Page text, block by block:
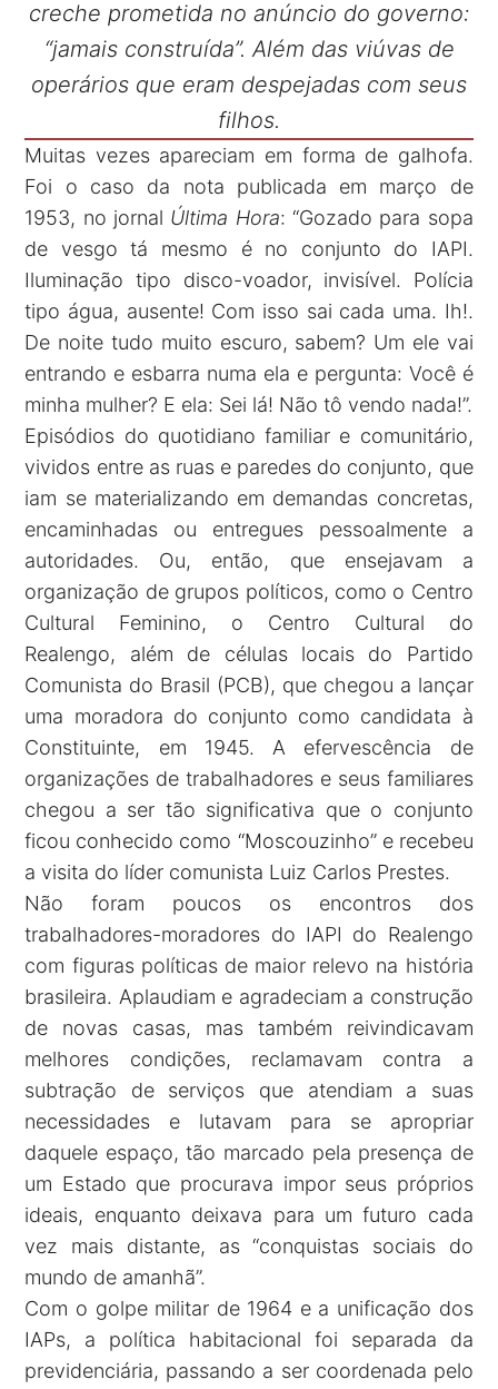
creche prometida no anúncio do governo:
“jamais construída”. Além das viúvas de
operários que eram despejadas com seus
filhos.
Muitas vezes apareciam em forma de galhofa.
Foi o caso da nota publicada em março de
1953, no jornal Última Hora: “Gozado para sopa
de vesgo tá mesmo é no conjunto do IAPI.
Iluminação tipo disco-voador, invisível. Polícia
tipo água, ausente! Com isso sai cada uma. Ih!.
De noite tudo muito escuro, sabem? Um ele vai
entrando e esbarra numa ela e pergunta: Você é
minha mulher? E ela: Sei lá! Não tô vendo nada!”.
Episódios do quotidiano familiar e comunitário,
vividos entre as ruas e paredes do conjunto, que
iam se materializando em demandas concretas,
encaminhadas ou entregues pessoalmente a
autoridades. Ou, então, que ensejavam a
organização de grupos políticos, como o Centro
Cultural Feminino, o Centro Cultural do
Realengo, além de células locais do Partido
Comunista do Brasil (PCB), que chegou a lançar
uma moradora do conjunto como candidata à
Constituinte, em 1945. A efervescência de
organizações de trabalhadores e seus familiares
chegou a ser tão significativa que o conjunto
ficou conhecido como “Moscouzinho” e recebeu
a visita do líder comunista Luiz Carlos Prestes.
Não foram poucos os encontros dos
trabalhadores-moradores do IAPI do Realengo
com figuras políticas de maior relevo na história
brasileira. Aplaudiam e agradeciam a construção
de novas casas, mas também reivindicavam
melhores condições, reclamavam contra a
subtração de serviços que atendiam a suas
necessidades e lutavam para se apropriar
daquele espaço, tão marcado pela presença de
um Estado que procurava impor seus próprios
ideais, enquanto deixava para um futuro cada
vez mais distante, as “conquistas sociais do
mundo de amanhã”.
Com o golpe militar de 1964 e a unificação dos
IAPs, a política habitacional foi separada da
previdenciária, passando a ser coordenada pelo